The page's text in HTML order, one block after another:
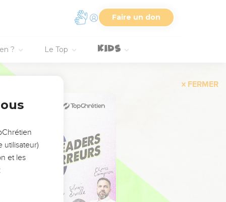
Faire un don
? Le Top
FERMER
utilisateur)
et les